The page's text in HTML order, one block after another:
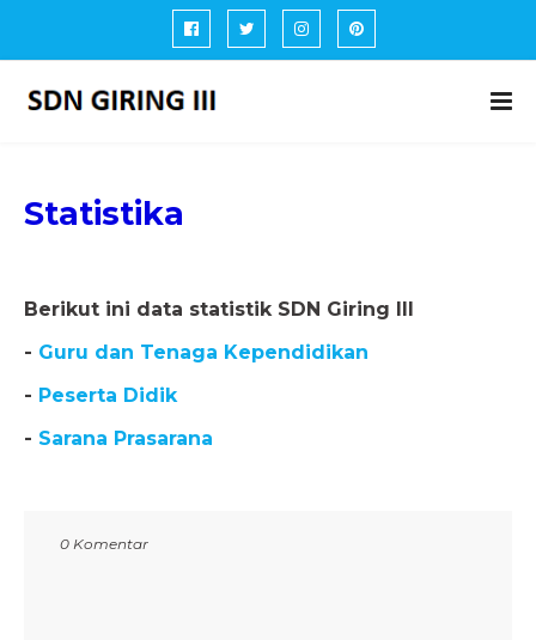
Statistika
Berikut ini data statistik SDN Giring III
- Guru dan Tenaga Kependidikan
- Peserta Didik
- Sarana Prasarana
0 Komentar